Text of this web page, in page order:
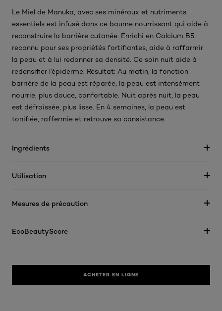
Le Miel de Manuka, avec ses minéraux et nutriments
essentiels est infusé dans ce baume nourrissant qui aide à
reconstruire la barrière cutanée. Enrichi en Calcium B5,
reconnu pour ses propriétés fortifiantes, aide à raffarmir
la peau et à lui redonner sa densité. Ce soin nuit aide à
redensifier l’épiderme. Résultat: Au matin, la fonction
barrière de la peau est réparée, la peau est intensément
nourrie, plus douce, confortable. Nuit après nuit, la peau
est défroissée, plus lisse. En 4 semaines, la peau est
tonifiée, raffermie et retrouve sa consistance.
Ingrédients
Utilisation
Mesures de précaution
EcoBeautyScore
ACHETER EN LIGNE